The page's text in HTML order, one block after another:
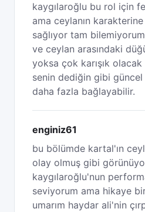
kaygılaroğlu bu rol için
ama ceylanın
sağlıyor tam
ve ceylan arasındaki
yoksa çok karışık
senin dediğin gibi
daha fazla bağlayabilir.
enginiz61
bu bölümde kartal'ın
olay olmuş gibi
kaygılaroğlu'nun
seviyorum ama hikaye
umarım haydar ali'nin